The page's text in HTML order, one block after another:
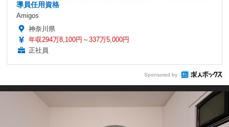
導員任用資格
Amigos
神奈川県
年収294万8,100円～337万5,000円
正社員
Sponsored by